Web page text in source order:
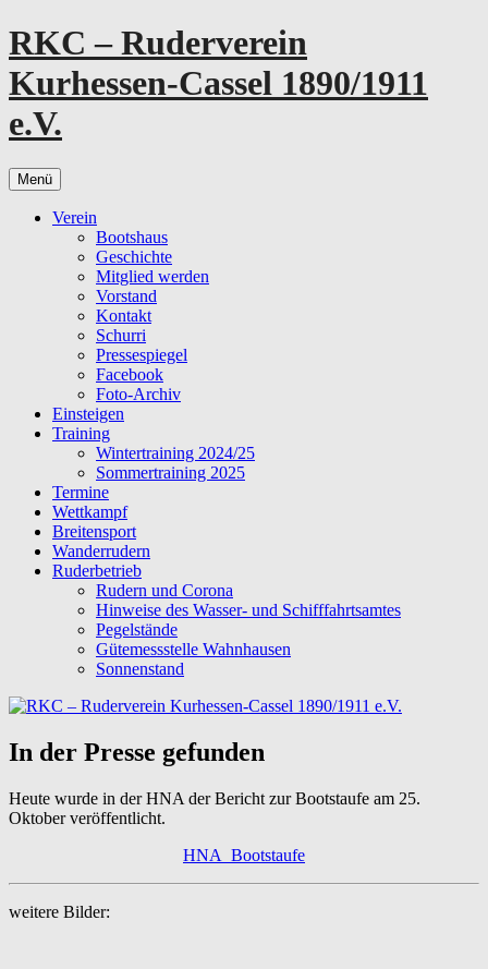
Zum
Inhalt
springen
RKC – Ruderverein
Kurhessen-Cassel 1890/1911
e.V.
Menü
Verein
Bootshaus
Geschichte
Mitglied werden
Vorstand
Kontakt
Schurri
Pressespiegel
Facebook
Foto-Archiv
Einsteigen
Training
Wintertraining 2024/25
Sommertraining 2025
Termine
Wettkampf
Breitensport
Wanderrudern
Ruderbetrieb
Rudern und Corona
Hinweise des Wasser- und Schifffahrtsamtes
Pegelstände
Gütemessstelle Wahnhausen
Sonnenstand
In der Presse gefunden
Heute wurde in der HNA der Bericht zur Bootstaufe am 25.
Oktober veröffentlicht.
HNA_Bootstaufe
weitere Bilder: